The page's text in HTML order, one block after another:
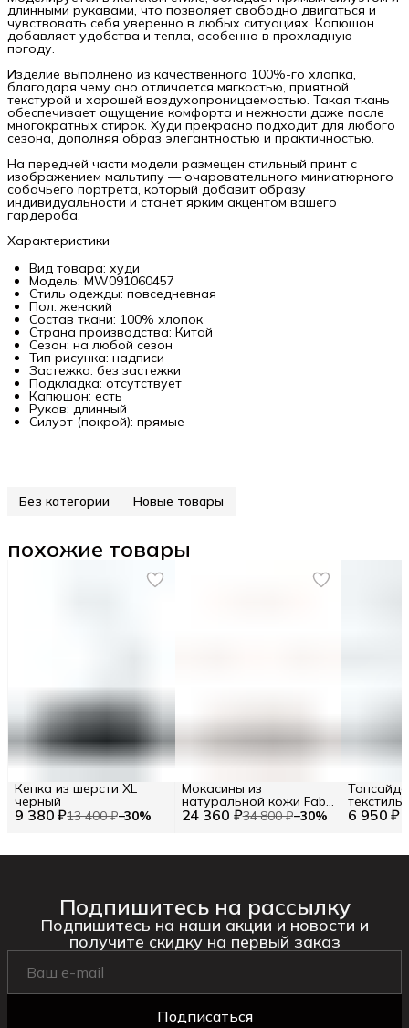
длинными рукавами, что позволяет свободно двигаться и
чувствовать себя уверенно в любых ситуациях. Капюшон
добавляет удобства и тепла, особенно в прохладную
погоду.
Изделие выполнено из качественного 100%-го хлопка,
благодаря чему оно отличается мягкостью, приятной
текстурой и хорошей воздухопроницаемостью. Такая ткань
обеспечивает ощущение комфорта и нежности даже после
многократных стирок. Худи прекрасно подходит для любого
сезона, дополняя образ элегантностью и практичностью.
На передней части модели размещен стильный принт с
изображением мальтипу — очаровательного миниатюрного
собачьего портрета, который добавит образу
индивидуальности и станет ярким акцентом вашего
гардероба.
Характеристики
Вид товара: худи
Модель: MW091060457
Стиль одежды: повседневная
Пол: женский
Состав ткани: 100% хлопок
Страна производства: Китай
Сезон: на любой сезон
Тип рисунка: надписи
Застежка: без застежки
Подкладка: отсутствует
Капюшон: есть
Рукав: длинный
Силуэт (покрой): прямые
Без категории Новые товары
похожие товары
9 380 ₽13 400 ₽−30%
Кепка из шерсти XL
черный
24 360 ₽34 800 ₽−30%
Мокасины из
натуральной кожи Fabi
RU 42.5 / EU 43 / 43 6 950 ₽
Подпишитесь на рассылку
Подпишитесь на наши акции и новости и
получите скидку на первый заказ
Подписаться